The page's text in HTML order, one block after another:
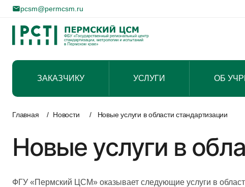
pcsm@permcsm.ru
ЗАКАЗЧИКУ УСЛУГИ ОБ
Главная / Новости / Новые услуги в области стандартизации
Новые услуги в
ФГУ «Пермский ЦСМ» оказывает следующие услуги в